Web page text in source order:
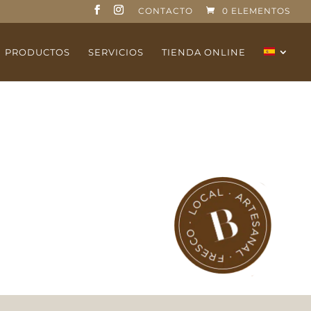
CONTACTO 0 ELEMENTOS
PRODUCTOS SERVICIOS TIENDA ONLINE